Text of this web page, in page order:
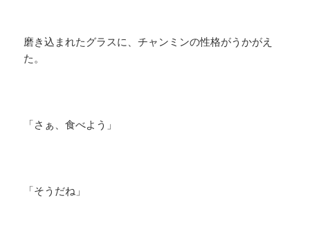
磨き込まれたグラスに、チャンミンの性格がうかがえ
た。
「さぁ、食べよう」
「そうだね」